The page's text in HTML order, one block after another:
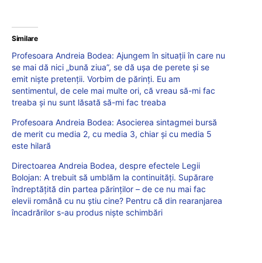
Similare
Profesoara Andreia Bodea: Ajungem în situații în care nu
se mai dă nici „bună ziua”, se dă ușa de perete și se
emit niște pretenții. Vorbim de părinți. Eu am
sentimentul, de cele mai multe ori, că vreau să-mi fac
treaba și nu sunt lăsată să-mi fac treaba
Profesoara Andreia Bodea: Asocierea sintagmei bursă
de merit cu media 2, cu media 3, chiar și cu media 5
este hilară
Directoarea Andreia Bodea, despre efectele Legii
Bolojan: A trebuit să umblăm la continuități. Supărare
îndreptățită din partea părinților – de ce nu mai fac
elevii română cu nu știu cine? Pentru că din rearanjarea
încadrărilor s-au produs niște schimbări